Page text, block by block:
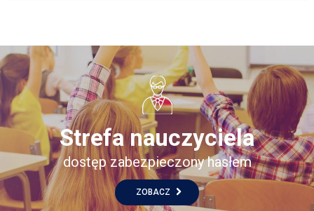
Strefa nauczyciela
dostęp zabezpieczony hasłem
ZOBACZ